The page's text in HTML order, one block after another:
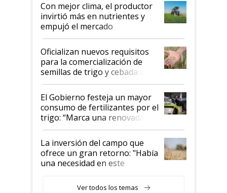
Con mejor clima, el productor
invirtió más en nutrientes y
empujó el mercado
Oficializan nuevos requisitos
para la comercialización de
semillas de trigo y cebada a
granel
El Gobierno festeja un mayor
consumo de fertilizantes por el
trigo: “Marca una renovada
confianza de los productores”
La inversión del campo que
ofrece un gran retorno: "Había
una necesidad en este
Ver todos los temas